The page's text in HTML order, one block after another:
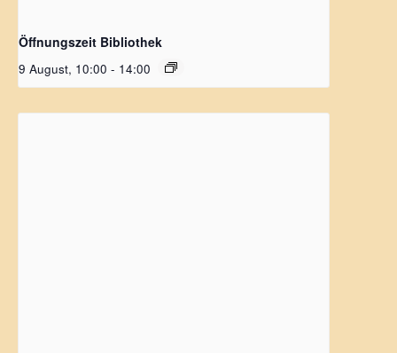
Öffnungszeit Bibliothek
9 August, 10:00 - 14:00